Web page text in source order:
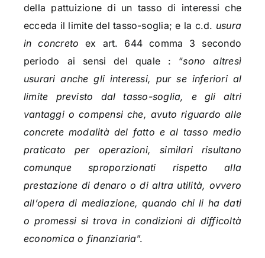
della pattuizione di un tasso di interessi che
ecceda il limite del tasso-soglia; e la c.d. usura
in concretoex art. 644 comma 3 secondo
periodo ai sensi del quale : “sono altresì
usurari anche gli interessi, pur se inferiori al
limite previsto dal tasso-soglia, e gli altri
vantaggi o compensi che, avuto riguardo alle
concrete modalità del fatto e al tasso medio
praticato per operazioni, similari risultano
comunque sproporzionati rispetto alla
prestazione di denaro o di altra utilità, ovvero
all’opera di mediazione, quando chi li ha dati
o promessi si trova in condizioni di difficoltà
economica o finanziaria”.